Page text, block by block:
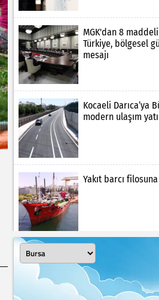
MGK'dan 8
Türkiye, bölgesel
mesajı
Kocaeli Darıca’ya
modern ulaşım
Yakıt barcı